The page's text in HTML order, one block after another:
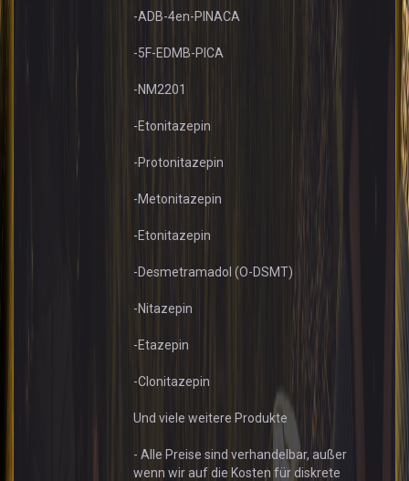
-ADB-4en-PINACA
-5F-EDMB-PICA
-NM2201
-Etonitazepin
-Protonitazepin
-Metonitazepin
-Etonitazepin
-Desmetramadol (O-DSMT)
-Nitazepin
-Etazepin
-Clonitazepin
Und viele weitere Produkte
- Alle Preise sind verhandelbar, außer
wenn wir auf die Kosten für diskrete